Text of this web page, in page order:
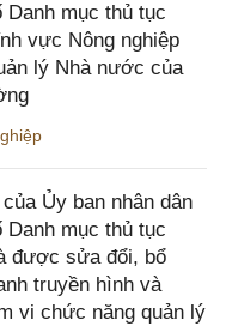
mục thủ tục
vực Nông nghiệp
lý Nhà nước của
Ủy ban nhân dân
mục thủ tục
được sửa đổi, bổ
truyền hình và
vi chức năng quản lý